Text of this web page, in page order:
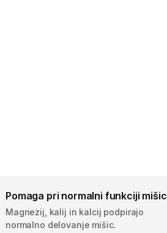
Pomaga pri normalni funkciji mišic
Magnezij, kalij in kalcij podpirajo
normalno delovanje mišic.